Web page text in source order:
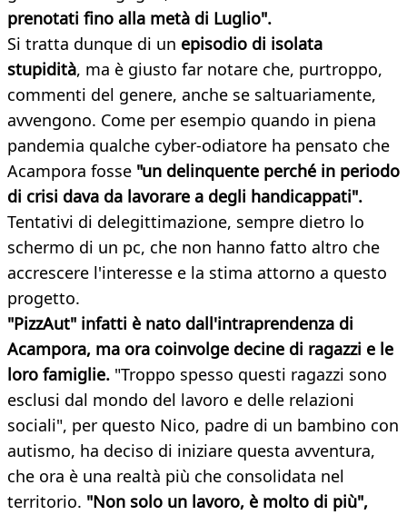
prenotati fino alla metà di Luglio".
Si tratta dunque di un episodio di isolata
stupidità, ma è giusto far notare che, purtroppo,
commenti del genere, anche se saltuariamente,
avvengono. Come per esempio quando in piena
pandemia qualche cyber-odiatore ha pensato che
Acampora fosse "un delinquente perché in periodo
di crisi dava da lavorare a degli handicappati".
Tentativi di delegittimazione, sempre dietro lo
schermo di un pc, che non hanno fatto altro che
accrescere l'interesse e la stima attorno a questo
progetto.
"PizzAut" infatti è nato dall'intraprendenza di
Acampora, ma ora coinvolge decine di ragazzi e le
loro famiglie. "Troppo spesso questi ragazzi sono
esclusi dal mondo del lavoro e delle relazioni
sociali", per questo Nico, padre di un bambino con
autismo, ha deciso di iniziare questa avventura,
che ora è una realtà più che consolidata nel
territorio. "Non solo un lavoro, è molto di più",